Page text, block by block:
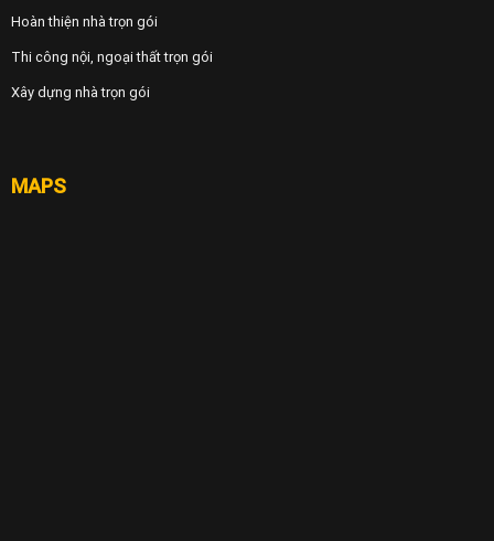
Hoàn thiện nhà trọn gói
Thi công nội, ngoại thất trọn gói
Xây dựng nhà trọn gói
MAPS